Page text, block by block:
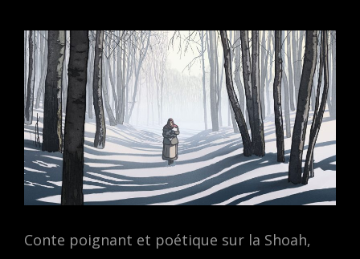
Conte poignant et poétique sur la Shoah,